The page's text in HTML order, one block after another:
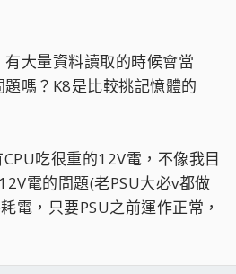
大量資料讀取的時候會當
嗎？K8是比較挑記憶體的
吃很重的12V電，不像我目
電的問題(老PSU大必v都做
電，只要PSU之前運作正常，